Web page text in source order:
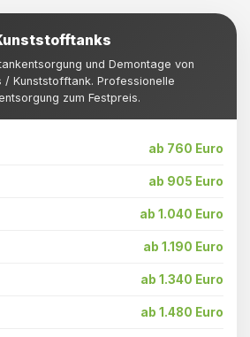
und Demontage von
/ Kunststofftank. Professionelle
zum Festpreis.
ab 760 Euro
ab 905 Euro
ab 1.040 Euro
ab 1.190 Euro
ab 1.340 Euro
ab 1.480 Euro